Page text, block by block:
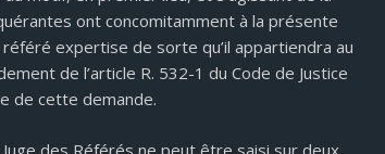
ont concomitamment à la présente
expertise de sorte qu’il appartiendra au
de l’article R. 532-1 du Code de Justice
de cette demande.
des Référés ne peut être saisi sur deux